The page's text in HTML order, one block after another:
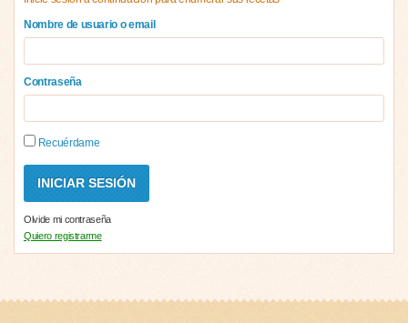
Nombre de usuario o email
Contraseña
Recuérdame
Olvide mi contraseña
Quiero registrarme